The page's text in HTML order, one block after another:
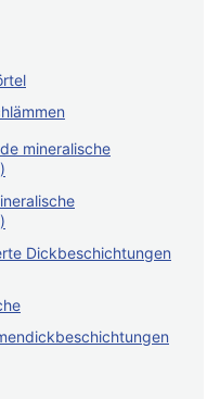
mineralische
Dickbeschichtungen